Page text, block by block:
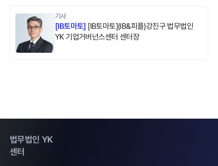
기사
[IB토마토] [IB토마토](IB&피플)강진구 법무법인
YK 기업거버넌스센터 센터장
법무법인 YK
센터